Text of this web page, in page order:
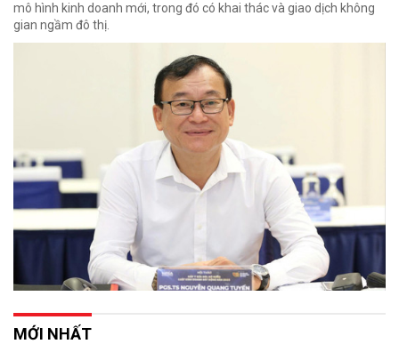
mô hình kinh doanh mới, trong đó có khai thác và giao dịch không
gian ngầm đô thị.
MỚI NHẤT